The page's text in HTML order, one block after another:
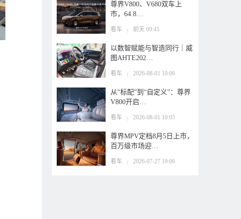
尊界V800、V680双车上
市，64.8…
看车 前天 09:45
以数智赋能与智造同行｜威
图AHTE202…
看车 2026-08-01 10:06
从“标配”到“自定义”：尊界
V800开启…
看车 2026-08-01 10:05
尊界MPV定档8月5日上市，
百万级市场迎…
看车 2026-07-27 19:06